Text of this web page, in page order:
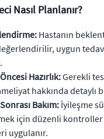
Nasıl Planlanır?
Hastanın
uygun
Hazırlık:Gerekli
hakkında detaylı
Bakım:İyileşme
için düzenli kontroller
uygulanır.